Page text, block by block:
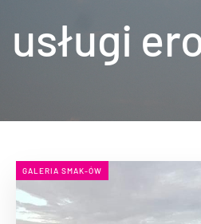
usługi
GALERIA SMAK-ÓW